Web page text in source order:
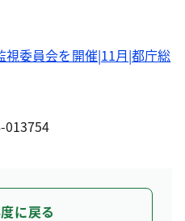
委員会を開催|11月|都庁総
013754
に戻る